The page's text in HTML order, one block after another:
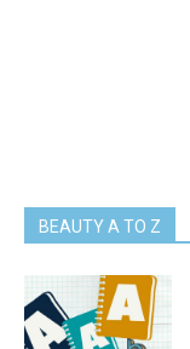
BEAUTY A TO Z